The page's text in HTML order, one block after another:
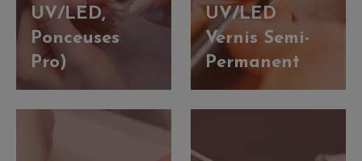
UV/LED,
Ponceuses
Pro)
UV/LED
Vernis Semi-
Permanent